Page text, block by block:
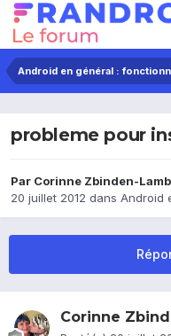
Android en général :
probleme pour
Par Corinne Zbinden-
20 juillet 2012 dans Android
Corinne